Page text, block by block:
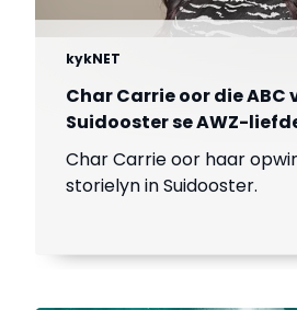
kykNET
Char Carrie oor die ABC
Suidooster se AWZ-
Char Carrie oor haar
storielyn in Suidooster.